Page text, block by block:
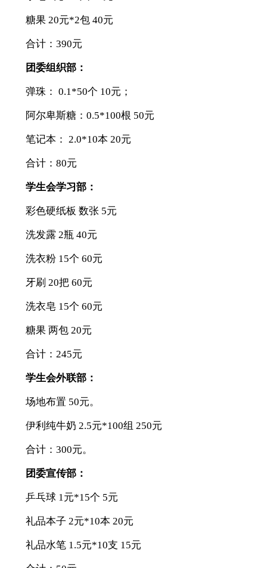
糖果 20元*2包 40元
合计：390元
团委组织部：
弹珠： 0.1*50个 10元；
阿尔卑斯糖：0.5*100根 50元
笔记本： 2.0*10本 20元
合计：80元
学生会学习部：
彩色硬纸板 数张 5元
洗发露 2瓶 40元
洗衣粉 15个 60元
牙刷 20把 60元
洗衣皂 15个 60元
糖果 两包 20元
合计：245元
学生会外联部：
场地布置 50元。
伊利纯牛奶 2.5元*100组 250元
合计：300元。
团委宣传部：
乒乓球 1元*15个 5元
礼品本子 2元*10本 20元
礼品水笔 1.5元*10支 15元